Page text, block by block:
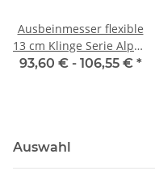
Ausbeinmesser flexible
13 cm Klinge Serie Alpha
Olive von Güde
93,60 € - 106,55 € *
Auswahl